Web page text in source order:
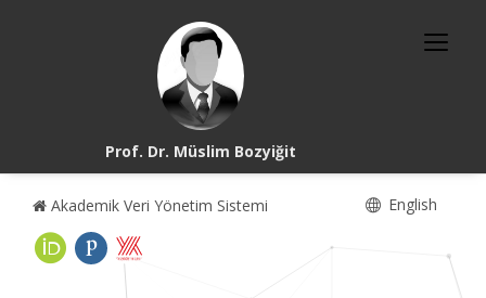
Prof. Dr. Müslim Bozyiğit
Akademik Veri Yönetim Sistemi English